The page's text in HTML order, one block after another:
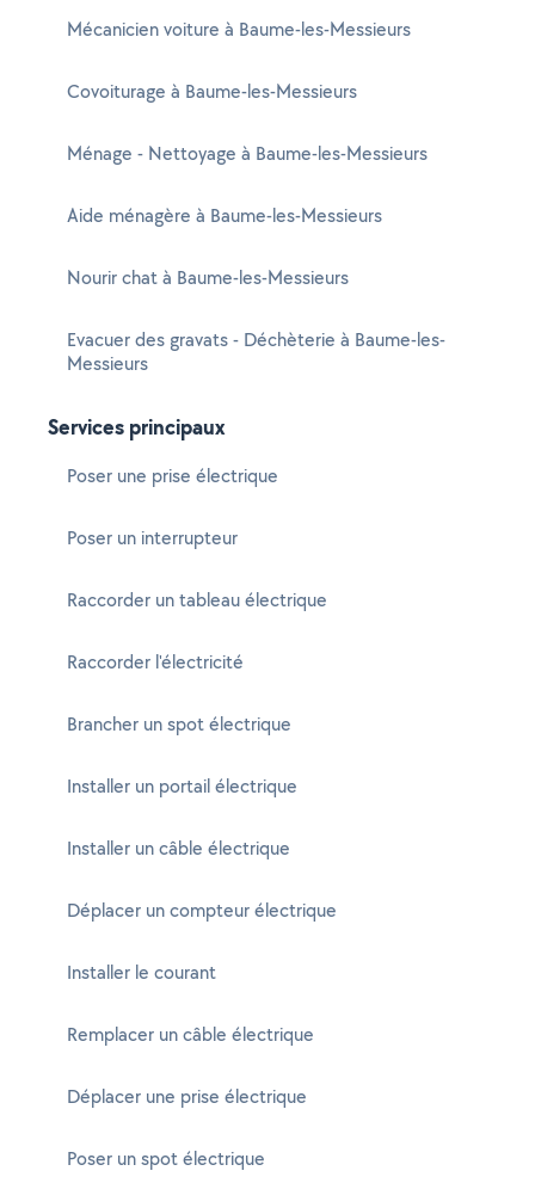
Mécanicien voiture à Baume-les-Messieurs
Covoiturage à Baume-les-Messieurs
Ménage - Nettoyage à Baume-les-Messieurs
Aide ménagère à Baume-les-Messieurs
Nourir chat à Baume-les-Messieurs
Evacuer des gravats - Déchèterie à Baume-les-
Messieurs
Services principaux
Poser une prise électrique
Poser un interrupteur
Raccorder un tableau électrique
Raccorder l'électricité
Brancher un spot électrique
Installer un portail électrique
Installer un câble électrique
Déplacer un compteur électrique
Installer le courant
Remplacer un câble électrique
Déplacer une prise électrique
Poser un spot électrique